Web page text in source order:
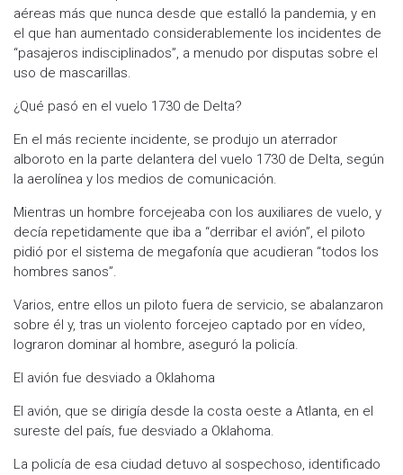
aéreas más que nunca desde que estalló la pandemia, y en
el que han aumentado considerablemente los incidentes de
“pasajeros indisciplinados”, a menudo por disputas sobre el
uso de mascarillas.
¿Qué pasó en el vuelo 1730 de Delta?
En el más reciente incidente, se produjo un aterrador
alboroto en la parte delantera del vuelo 1730 de Delta, según
la aerolínea y los medios de comunicación.
Mientras un hombre forcejeaba con los auxiliares de vuelo, y
decía repetidamente que iba a “derribar el avión”, el piloto
pidió por el sistema de megafonía que acudieran “todos los
hombres sanos”.
Varios, entre ellos un piloto fuera de servicio, se abalanzaron
sobre él y, tras un violento forcejeo captado por en vídeo,
lograron dominar al hombre, aseguró la policía.
El avión fue desviado a Oklahoma
El avión, que se dirigía desde la costa oeste a Atlanta, en el
sureste del país, fue desviado a Oklahoma.
La policía de esa ciudad detuvo al sospechoso, identificado